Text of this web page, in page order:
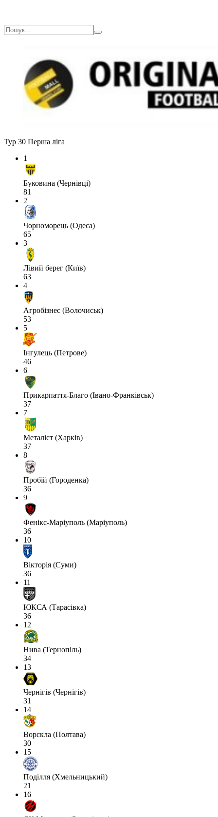
Тур 30 Перша ліга
1
Буковина (Чернівці)
81
2
Чорноморець (Одеса)
65
3
Лівий берег (Київ)
63
4
Агробізнес (Волочиськ)
53
5
Інгулець (Петрове)
46
6
Прикарпаття-Благо (Івано-Франківськ)
37
7
Металіст (Харків)
37
8
Пробій (Городенка)
36
9
Фенікс-Маріуполь (Маріуполь)
36
10
Вікторія (Суми)
36
11
ЮКСА (Тарасівка)
36
12
Нива (Тернопіль)
34
13
Чернігів (Чернігів)
31
14
Ворскла (Полтава)
30
15
Поділля (Хмельницький)
21
16